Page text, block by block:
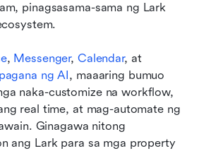
pinagsasama-sama ng Lark
, Messenger, Calendar
, at
ng AI, maaaring bumuo
naka-customize na workflow,
real time, at mag-automate ng
Ginagawa nitong
ang Lark para sa mga property